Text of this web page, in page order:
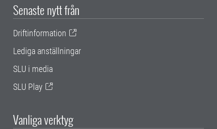
Senaste nytt från
Driftinformation
Lediga anställningar
SLU i media
SLU Play
Vanliga verktyg